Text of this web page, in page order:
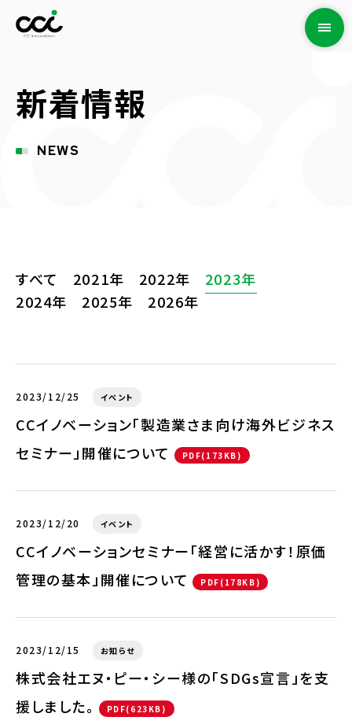
新着情報
NEWS
すべて 2021年 2022年
2023年
2024年
2025年 2026年
2023/12/25 イベント
CCイノベーション「製造業さま向け海外ビジネス
セミナー」開催について
PDF(173KB)
2023/12/20 イベント
CCイノベーションセミナー「経営に活かす！原価
管理の基本」開催について
PDF(178KB)
2023/12/15 お知らせ
株式会社エヌ・ピー・シー様の「SDGs宣言」を支
援しました。
PDF(623KB)